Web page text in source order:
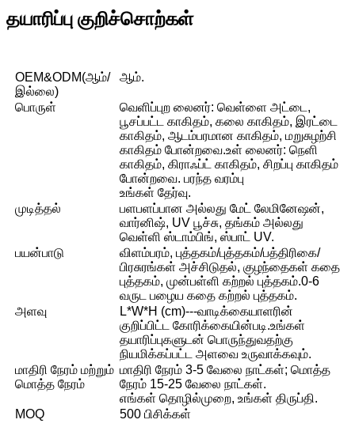
தயாரிப்பு குறிச்சொற்கள்
OEM&ODM(ஆம்/
இல்லை)
ஆம்.
பொருள்
வெளிப்புற லைனர்: வெள்ளை அட்டை,
பூசப்பட்ட காகிதம், கலை காகிதம், இரட்டை
காகிதம், ஆடம்பரமான காகிதம், மறுசுழற்சி
காகிதம் போன்றவை.உள் லைனர்: நெளி
காகிதம், கிராஃப்ட் காகிதம், சிறப்பு காகிதம்
போன்றவை. பரந்த வரம்பு
உங்கள் தேர்வு.
முடித்தல்
பளபளப்பான அல்லது மேட் லேமினேஷன்,
வார்னிஷ், UV பூச்சு, தங்கம் அல்லது
வெள்ளி ஸ்டாம்பிங், ஸ்பாட் UV.
பயன்பாடு
விளம்பரம், புத்தகம்/புத்தகம்/பத்திரிகை/
பிரசுரங்கள் அச்சிடுதல், குழந்தைகள் கதை
புத்தகம், முன்பள்ளி கற்றல் புத்தகம்.0-6
வருட பழைய கதை கற்றல் புத்தகம்.
அளவு
L*W*H (cm)---வாடிக்கையாளரின்
குறிப்பிட்ட கோரிக்கையின்படி.உங்கள்
தயாரிப்புகளுடன் பொருந்துவதற்கு
நியமிக்கப்பட்ட அளவை உருவாக்கவும்.
மாதிரி நேரம் மற்றும்
மொத்த நேரம்
மாதிரி நேரம் 3-5 வேலை நாட்கள்; மொத்த
நேரம் 15-25 வேலை நாட்கள்.
எங்கள் தொழில்முறை, உங்கள் திருப்தி.
MOQ
500 பிசிக்கள்